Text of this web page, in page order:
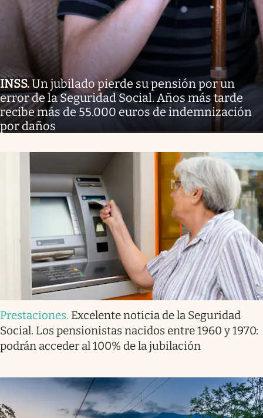
INSS.Un jubilado pierde su pensión por un
error de la Seguridad Social. Años más tarde
recibe más de 55.000 euros de indemnización
por daños
Prestaciones. Excelente noticia de la Seguridad
Social. Los pensionistas nacidos entre 1960 y 1970:
podrán acceder al 100% de la jubilación